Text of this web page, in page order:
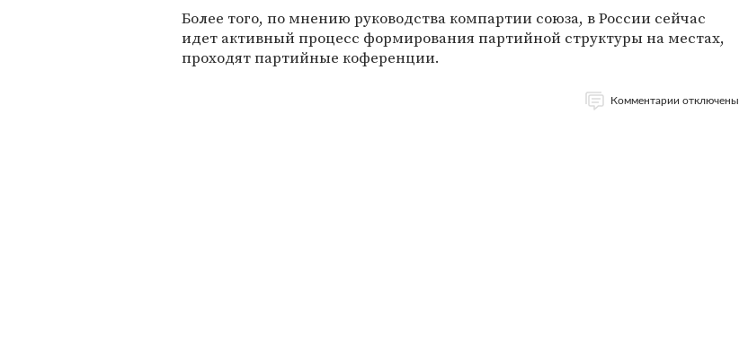
Более того, по мнению руководства компартии союза, в России сейчас
идет активный процесс формирования партийной структуры на местах,
проходят партийные коференции.
Комментарии отключены